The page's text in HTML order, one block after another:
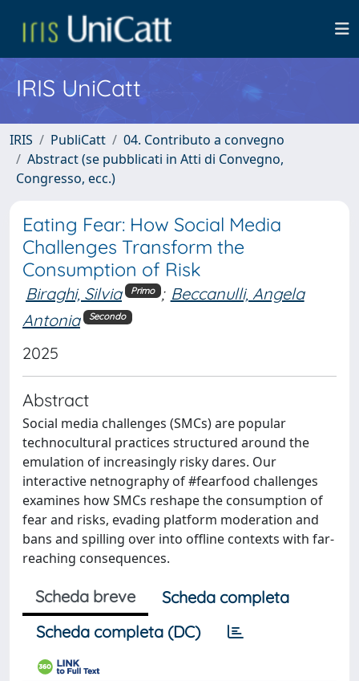
IRIS UniCatt
IRIS PubliCatt
04. Contributo a convegno
Abstract (se pubblicati in Atti di Convegno,
Congresso, ecc.)
Eating Fear: How Social Media
Challenges Transform the
Consumption of Risk
Biraghi, Silvia Primo ; Beccanulli, Angela
Antonia
Secondo
2025
Abstract
Social media challenges (SMCs) are popular
technocultural practices structured around the
emulation of increasingly risky dares. Our
interactive netnography of #fearfood challenges
examines how SMCs reshape the consumption of
fear and risks, evading platform moderation and
bans and spilling over into offline contexts with far-
reaching consequences.
Scheda breve
Scheda completa
Scheda completa (DC)